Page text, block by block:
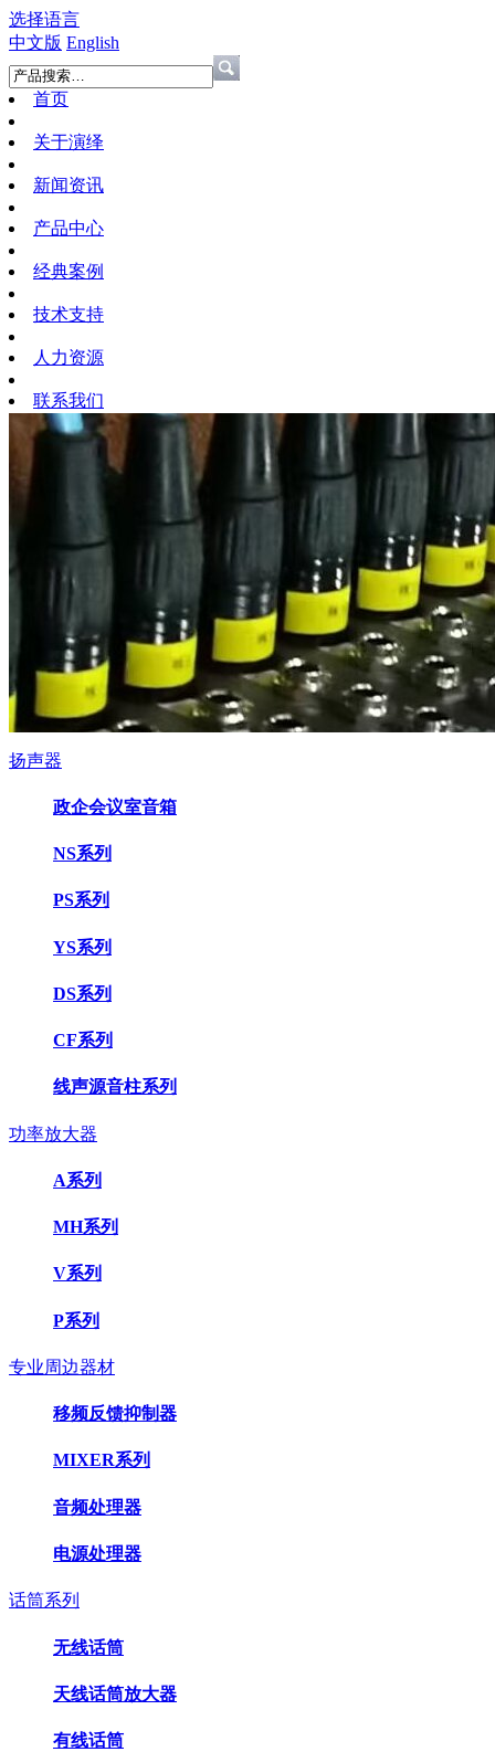
选择语言
中文版 English
首页
关于演绎
新闻资讯
产品中心
经典案例
技术支持
人力资源
联系我们
扬声器
政企会议室音箱
NS系列
PS系列
YS系列
DS系列
CF系列
线声源音柱系列
功率放大器
A系列
MH系列
V系列
P系列
专业周边器材
移频反馈抑制器
MIXER系列
音频处理器
电源处理器
话筒系列
无线话筒
天线话筒放大器
有线话筒